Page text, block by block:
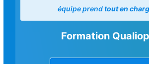
équipe prendtout en
Formation